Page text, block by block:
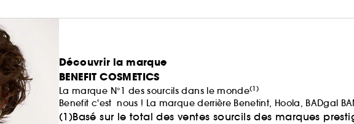
Découvrir la marque
BENEFIT COSMETICS
La marque N°1 des sourcils dans le monde(1)
Benefit c'est nous ! La marque derrière Benetint, Hoola, BADgal
sourcils préférée !
(1)Basé sur le total des ventes sourcils des marques